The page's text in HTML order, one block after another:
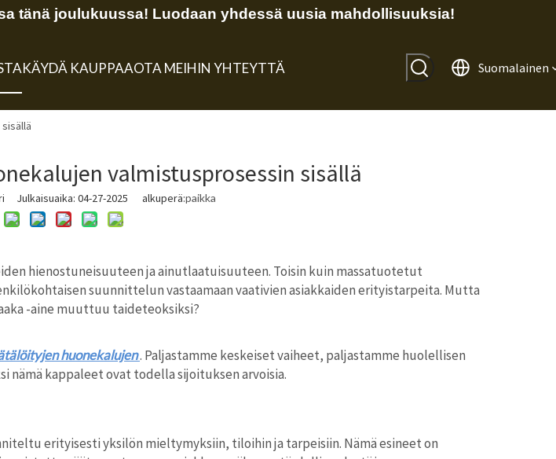
tänä joulukuussa! Luodaan yhdessä uusia mahdollisuuksia!
KÄYDÄ KAUPPAAOTA MEIHIN YHTEYTTÄ Suomalainen
valmistusprosessin sisällä
04-27-2025 alkuperä:paikka
hienostuneisuuteen ja ainutlaatuisuuteen. Toisin kuin massatuotetut
suunnittelun vastaamaan vaativien asiakkaiden erityistarpeita. Mutta
-aine muuttuu taideteoksiksi?
huonekalujen. Paljastamme keskeiset vaiheet, paljastamme huolellisen
nämä kappaleet ovat todella sijoituksen arvoisia.
erityisesti yksilön mieltymyksiin, tiloihin ja tarpeisiin. Nämä esineet on